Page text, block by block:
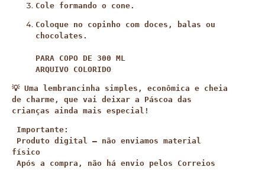
Cole formando o cone.
Coloque no copinho com doces, balas ou
chocolates.
PARA COPO DE 300 ML
ARQUIVO COLORIDO
💡 Uma lembrancinha simples, econômica e cheia
de charme , que vai deixar a Páscoa das
crianças ainda mais especial!
físico